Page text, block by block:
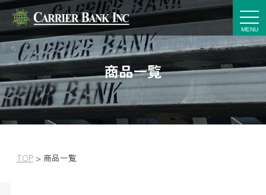
t
o
g
g
l
n
v
g
t
商品一覧
TOP > 商品一覧